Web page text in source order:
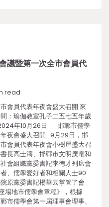
議暨第一次全市會員代
read
會員代表年夜會盛大召開 來
：瑜伽教室孔子二五七五年歲
年10月26日 邯鄲市儒學
夜會盛大召開 9月29日，邯
會員代表年夜會小樹屋盛大召
長高士濤、邯鄲市文明廣電和
會組織黨委書記李德才列席會
、儒學愛好者和相關人士90
原黨委書記楊華云掌管了會
場地市儒學會章程》，根據
市儒學會第一屆理事會理事、